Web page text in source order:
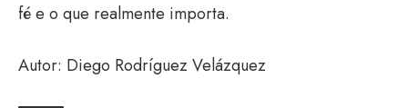
fé e o que realmente importa.
Autor: Diego Rodríguez Velázquez